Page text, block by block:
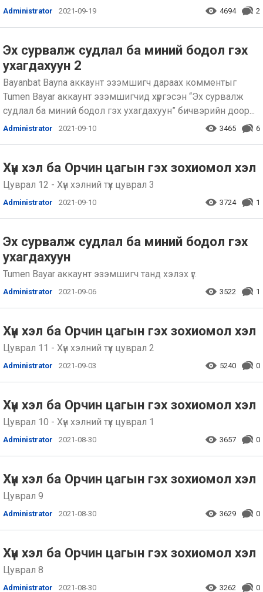
Administrator 2021-09-19 4694 2
Эх сурвалж судлал ба миний бодол гэх
ухагдахуун 2
Bayanbat Bayna аккаунт эзэмшигч дараах комментыг
Tumen Bayar аккаунт эзэмшигчид хүргэсэн “Эх сурвалж
судлал ба миний бодол гэх ухагдахуун” бичвэрийн доор...
Administrator 2021-09-10 3465 6
Хүн хэл ба Орчин цагын гэх зохиомол хэл
Цуврал 12 - Хүн хэлний түүх цуврал 3
Administrator 2021-09-10 3724 1
Эх сурвалж судлал ба миний бодол гэх
ухагдахуун
Tumen Bayar аккаунт эзэмшигч танд хэлэх үг.
Administrator 2021-09-06 3522 1
Хүн хэл ба Орчин цагын гэх зохиомол хэл
Цуврал 11 - Хүн хэлний түүх цуврал 2
Administrator 2021-09-03 5240 0
Хүн хэл ба Орчин цагын гэх зохиомол хэл
Цуврал 10 - Хүн хэлний түүх цуврал 1
Administrator 2021-08-30 3657 0
Хүн хэл ба Орчин цагын гэх зохиомол хэл
Цуврал 9
Administrator 2021-08-30 3629 0
Хүн хэл ба Орчин цагын гэх зохиомол хэл
Цуврал 8
Administrator 2021-08-30 3262 0